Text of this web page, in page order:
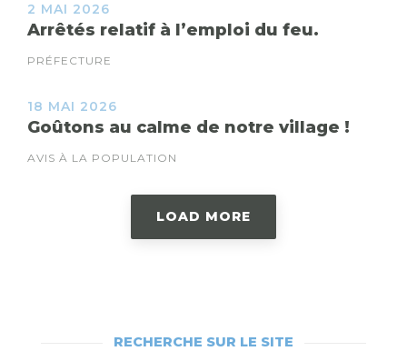
2 MAI 2026
Arrêtés relatif à l’emploi du feu.
PRÉFECTURE
18 MAI 2026
Goûtons au calme de notre village !
AVIS À LA POPULATION
LOAD MORE
RECHERCHE SUR LE SITE